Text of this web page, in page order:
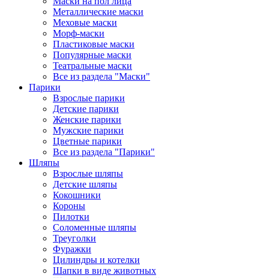
Металлические маски
Меховые маски
Морф-маски
Пластиковые маски
Популярные маски
Театральные маски
Все из раздела "Маски"
Парики
Взрослые парики
Детские парики
Женские парики
Мужские парики
Цветные парики
Все из раздела "Парики"
Шляпы
Взрослые шляпы
Детские шляпы
Кокошники
Короны
Пилотки
Соломенные шляпы
Треуголки
Фуражки
Цилиндры и котелки
Шапки в виде животных